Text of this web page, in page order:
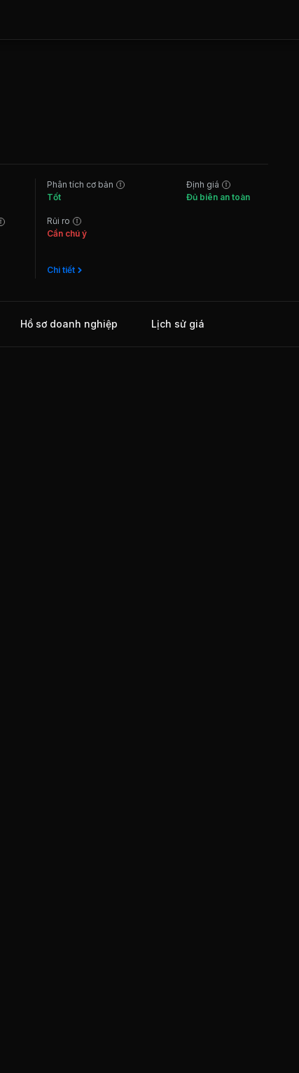
Phân tích cơ bản
Tốt
Rủi ro
Cần chú ý
Chi tiết
Định giá
Đủ biên an toàn
Hồ sơ doanh nghiệp Lịch sử giá